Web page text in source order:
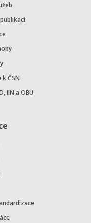
ČSN
IIN a OBU